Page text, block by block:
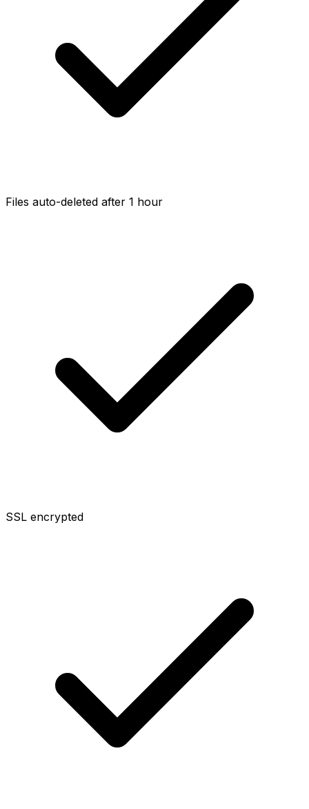
Files auto-deleted after 1 hour
SSL encrypted